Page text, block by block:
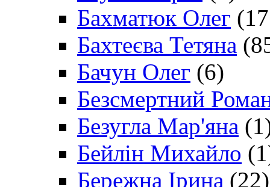
Бахматюк Олег
Бахтеєва Тетяна
Бачун Олег (6)
Безсмертний
Безугла Мар'яна
Бейлін Михайло
Бережна Ірина (22)